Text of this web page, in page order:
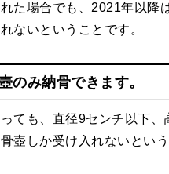
た場合でも、2021年以降
ないということです。
のみ納骨できます。
ても、直径9センチ以下、
壺しか受け入れないとい